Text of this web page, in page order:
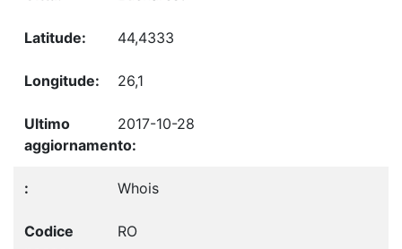
44,4333
26,1
2017-10-28
Whois
RO